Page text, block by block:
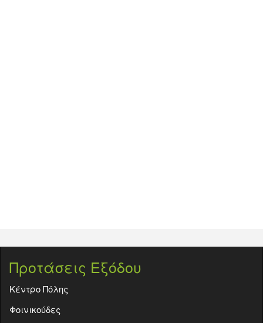
Προτάσεις Εξόδου
Κέντρο Πόλης
Φοινικούδες